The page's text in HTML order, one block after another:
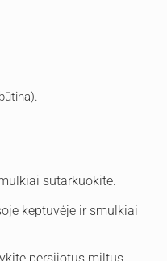
sutarkuokite.
keptuvėje ir smulkiai